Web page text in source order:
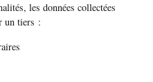
les données collectées
un tiers :